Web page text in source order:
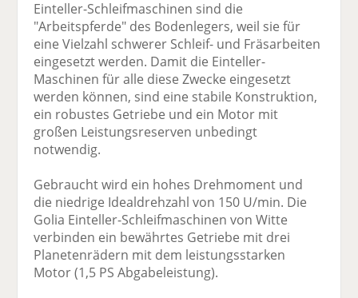
Einteller-Schleifmaschinen sind die
"Arbeitspferde" des Bodenlegers, weil sie für
eine Vielzahl schwerer Schleif- und Fräsarbeiten
eingesetzt werden. Damit die Einteller-
Maschinen für alle diese Zwecke eingesetzt
werden können, sind eine stabile Konstruktion,
ein robustes Getriebe und ein Motor mit
großen Leistungsreserven unbedingt
notwendig.
Gebraucht wird ein hohes Drehmoment und
die niedrige Idealdrehzahl von 150 U/min. Die
Golia Einteller-Schleifmaschinen von Witte
verbinden ein bewährtes Getriebe mit drei
Planetenrädern mit dem leistungsstarken
Motor (1,5 PS Abgabeleistung).